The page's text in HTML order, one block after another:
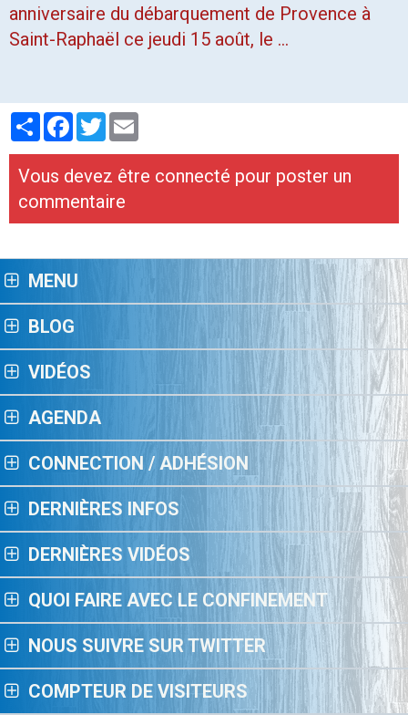
anniversaire du débarquement de Provence à
Saint-Raphaël ce jeudi 15 août, le …
PartagerFacebook
Twitter
Vous devez être connecté pour poster un
commentaire
MENU
BLOG
VIDÉOS
AGENDA
CONNECTION / ADHÉSION
DERNIÈRES INFOS
DERNIÈRES VIDÉOS
QUOI FAIRE AVEC LE CONFINEMENT
NOUS SUIVRE SUR TWITTER
COMPTEUR DE VISITEURS